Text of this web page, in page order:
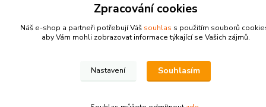
Zpracování cookies
Náš e-shop a partneři potřebují Váš souhlas s použitím souborů
aby Vám mohli zobrazovat informace týkající se Vašich zájmů.
Nastavení Souhlasím